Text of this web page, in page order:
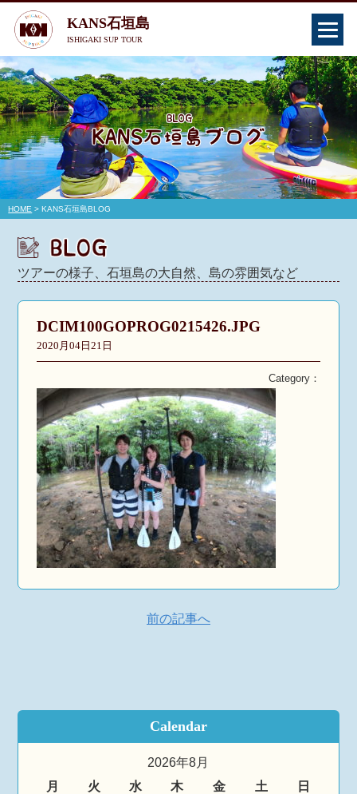
KANS石垣島
ISHIGAKI SUP TOUR
HOME > KANS石垣島BLOG
ツアーの様子、石垣島の大自然、島の雰囲気など
DCIM100GOPROG0215426.JPG
2020月04日21日
Category：
前の記事へ
Calendar
2026年8月
月
火 水 木 金 土
日